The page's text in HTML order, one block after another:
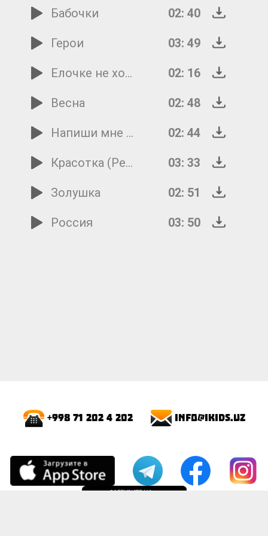
Бабочки
02: 40
Герои
03: 49
Елочке не холодно зимой
02: 16
Весна
02: 48
Напиши мне письмецо
02: 44
Красотка (Ремикс)
03: 33
Золушка
02: 51
Россия
03: 50
+998 71 202 4 202 info@ikids.uz